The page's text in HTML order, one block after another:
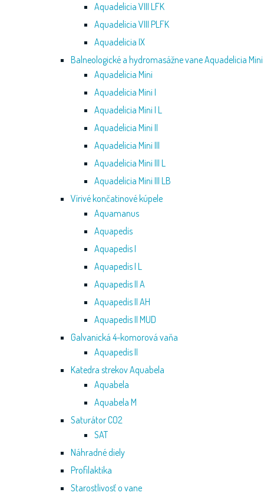
Aquadelicia VIII LFK
Aquadelicia VIII PLFK
Aquadelicia IX
Balneologické a hydromasážne vane Aquadelicia Mini
Aquadelicia Mini
Aquadelicia Mini I
Aquadelicia Mini I L
Aquadelicia Mini II
Aquadelicia Mini III
Aquadelicia Mini III L
Aquadelicia Mini III LB
Vírivé končatinové kúpele
Aquamanus
Aquapedis
Aquapedis I
Aquapedis I L
Aquapedis II A
Aquapedis II AH
Aquapedis II MUD
Galvanická 4-komorová vaňa
Aquapedis II
Katedra strekov Aquabela
Aquabela
Aquabela M
Saturátor CO2
SAT
Náhradné diely
Profilaktika
Starostlivosť o vane